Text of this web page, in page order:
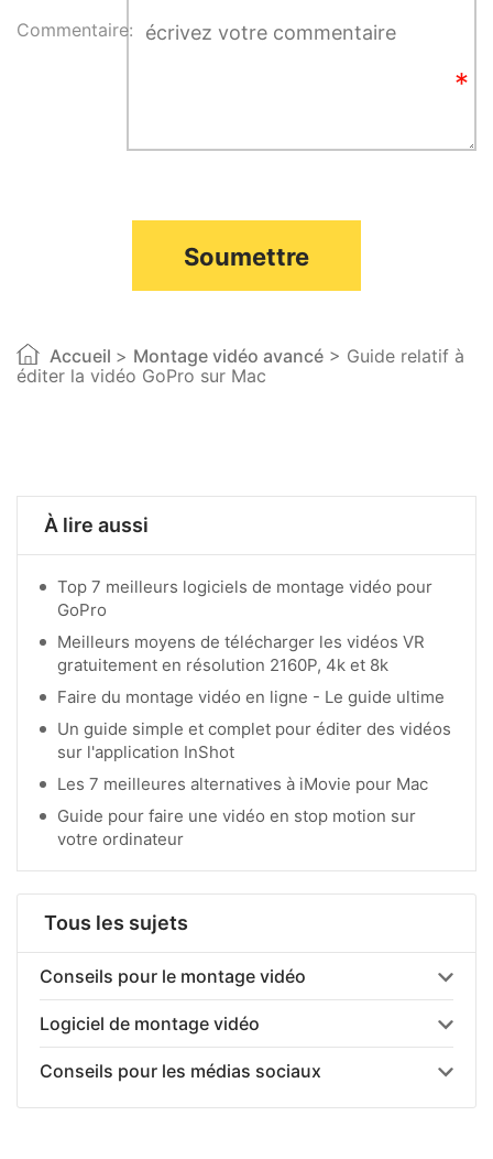
À lire aussi
Top 7 meilleurs logiciels de montage vidéo pour
GoPro
Meilleurs moyens de télécharger les vidéos VR
gratuitement en résolution 2160P, 4k et 8k
Faire du montage vidéo en ligne - Le guide ultime
Un guide simple et complet pour éditer des vidéos
sur l'application InShot
Les 7 meilleures alternatives à iMovie pour Mac
Guide pour faire une vidéo en stop motion sur
votre ordinateur
Tous les sujets
Conseils pour le montage vidéo
Logiciel de montage vidéo
Conseils pour les médias sociaux
Commentaire:
Soumettre
Accueil > Montage vidéo avancé > Guide relatif à
éditer la vidéo GoPro sur Mac